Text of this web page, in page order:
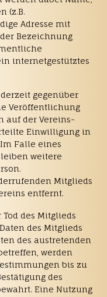
(z.B.
Adresse mit
Bezeichnung
internetgestütztes
gegenüber
Veröffentlichung
auf der Vereins-
Einwilligung in
Falle eines
weitere
Mitglieds
entfernt.
des Mitglieds
des Mitglieds
des austretenden
werden
bis zu
des
Eine Nutzung